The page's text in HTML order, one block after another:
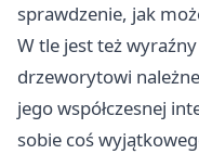
sprawdzenie, jak
W tle jest też
drzeworytowi
jego współczesnej
sobie coś